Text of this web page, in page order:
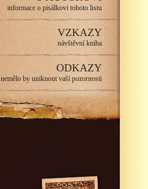
informace o pisálkovi tohoto listu
VZKAZY
návštěvní kniha
ODKAZY
nemělo by uniknout vaší pozornosti